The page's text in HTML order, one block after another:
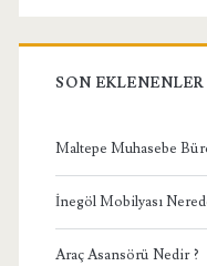
SON EKLENENLER
Maltepe Muhasebe
İnegöl Mobilyası
Araç Asansörü Nedir ?